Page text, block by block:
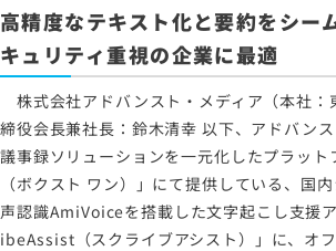
労働者派遣事業に関わる情報
メールマガジン
高精度なテキスト化と要約をシー
キュリティ重視の企業に最適
株式会社アドバンスト・メディア（本社：
締役会長兼社長：鈴木清幸 以下、アドバンス
議事録ソリューションを一元化したプラット
（ボクスト ワン）」にて提供している、国
声認識AmiVoiceを搭載した文字起こし支援
ibeAssist（スクライブアシスト）」に、オ